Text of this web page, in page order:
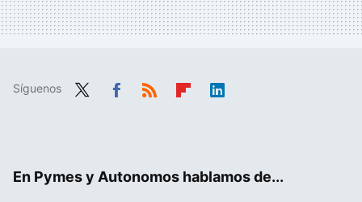
Síguenos
En Pymes y Autonomos hablamos de...